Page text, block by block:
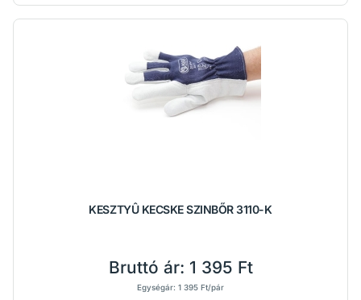
KESZTYÛ KECSKE SZINBŐR 3110-K
Bruttó ár: 1 395 Ft
Egységár: 1 395 Ft/pár